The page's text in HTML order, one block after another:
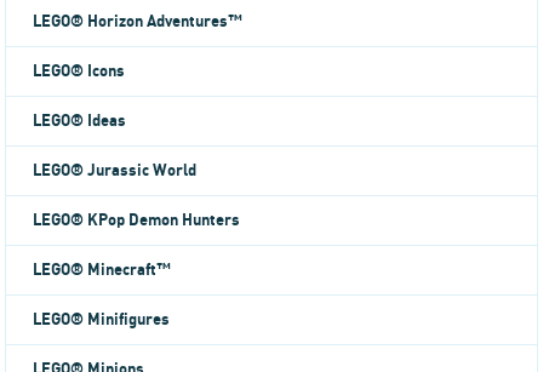
LEGO® Horizon Adventures™
LEGO® Icons
LEGO® Ideas
LEGO® Jurassic World
LEGO® KPop Demon Hunters
LEGO® Minecraft™
LEGO® Minifigures